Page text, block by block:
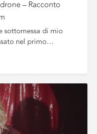
– Racconto
sottomessa di mio
nel primo…